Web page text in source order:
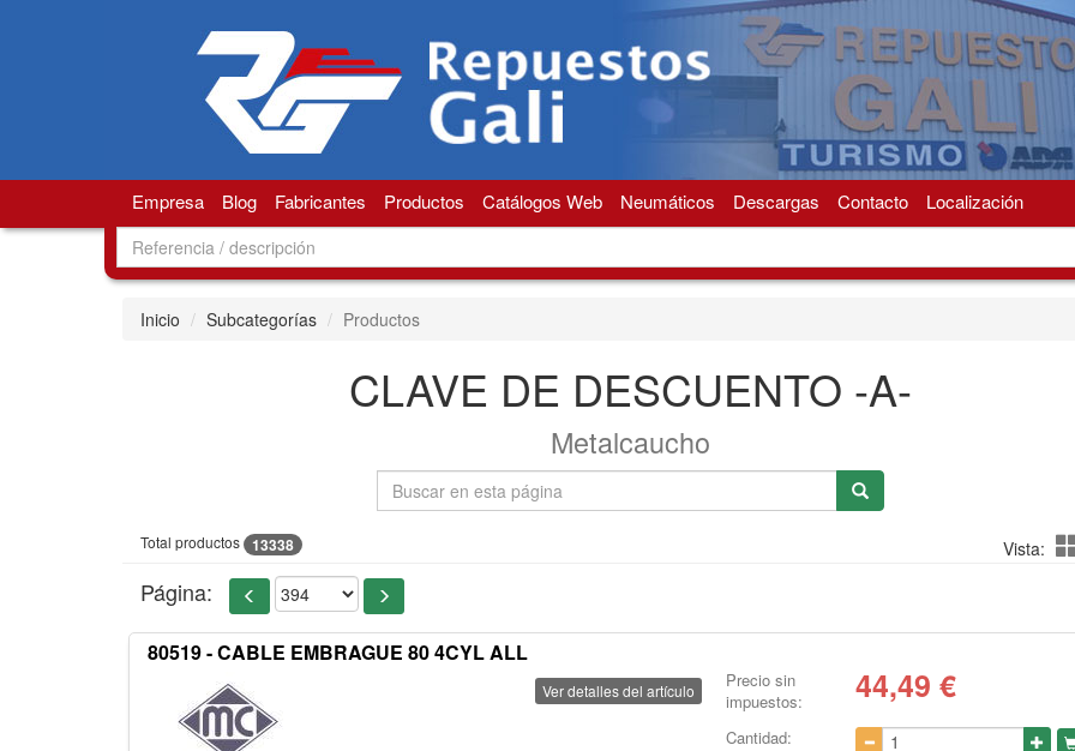
Empresa Blog Fabricantes Productos Catálogos Web Neumáticos Descargas Contacto Localización
Inicio Subcategorías Productos
CLAVE DE DESCUENTO -A-
Metalcaucho
Total productos 13338 Vista:
Página:
80519 - CABLE EMBRAGUE 80 4CYL ALL
Ver detalles del artículo
Precio sin
impuestos:
44,49 €
Cantidad: